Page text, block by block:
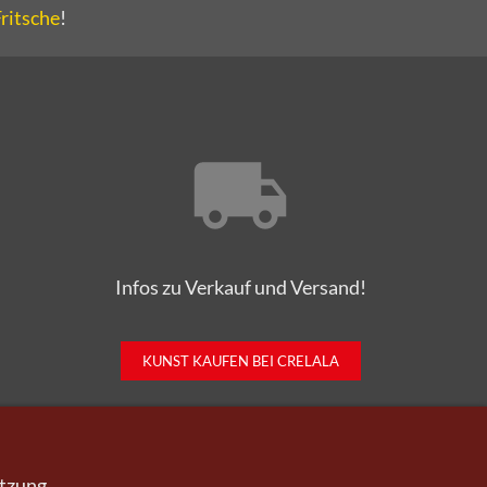
!
Infos zu Verkauf und Versand!
KUNST KAUFEN BEI CRELALA